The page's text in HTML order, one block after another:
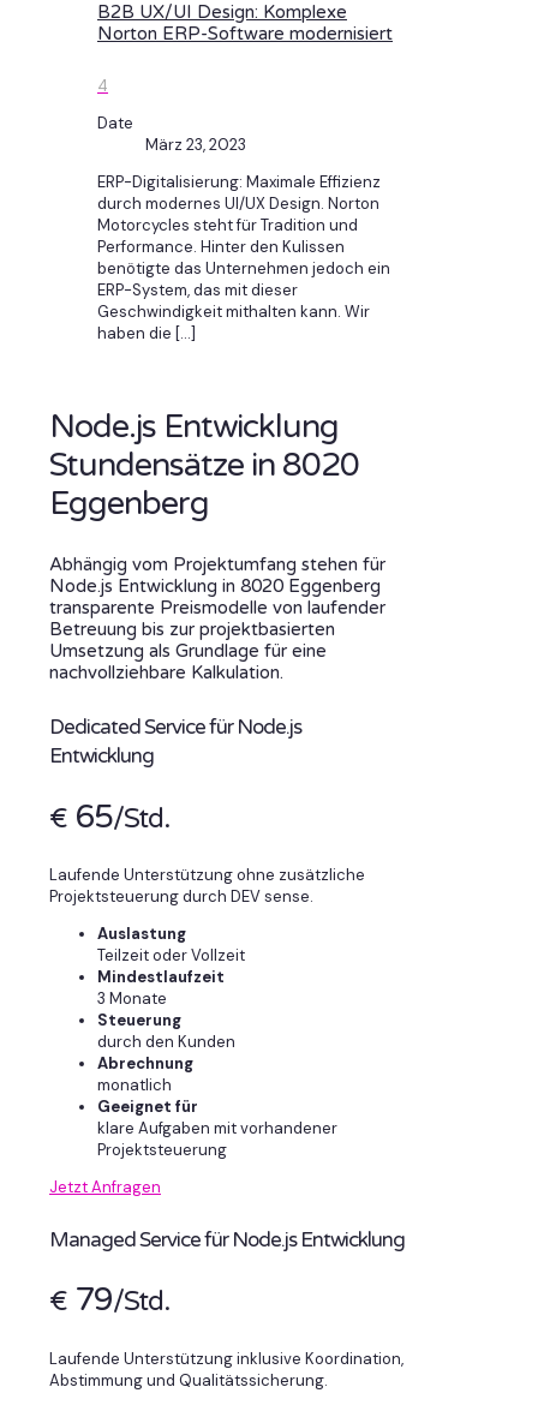
B2B UX/UI Design: Komplexe
Norton ERP-Software modernisiert
4
Date
März 23, 2023
ERP-Digitalisierung: Maximale Effizienz
durch modernes UI/UX Design. Norton
Motorcycles steht für Tradition und
Performance. Hinter den Kulissen
benötigte das Unternehmen jedoch ein
ERP-System, das mit dieser
Geschwindigkeit mithalten kann. Wir
haben die […]
Node.js Entwicklung
Stundensätze in 8020
Eggenberg
Abhängig vom Projektumfang stehen für
Node.js Entwicklung in 8020 Eggenberg
transparente Preismodelle von laufender
Betreuung bis zur projektbasierten
Umsetzung als Grundlage für eine
nachvollziehbare Kalkulation.
Dedicated Service für Node.js
Entwicklung
€ 65/Std.
Laufende Unterstützung ohne zusätzliche
Projektsteuerung durch DEV sense.
Auslastung
Teilzeit oder Vollzeit
Mindestlaufzeit
3 Monate
Steuerung
durch den Kunden
Abrechnung
monatlich
Geeignet für
klare Aufgaben mit vorhandener
Projektsteuerung
Jetzt Anfragen
Managed Service für Node.js Entwicklung
€ 79/Std.
Laufende Unterstützung inklusive Koordination,
Abstimmung und Qualitätssicherung.